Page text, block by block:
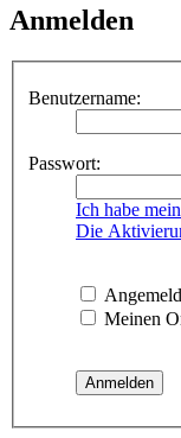
Anmelden
Benutzername:
Passwort:
Ich habe
Die
Meinen